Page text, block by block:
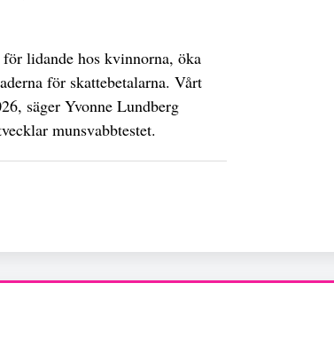
lidande hos kvinnorna, öka
för skattebetalarna. Vårt
säger Yvonne Lundberg
munsvabbtestet.